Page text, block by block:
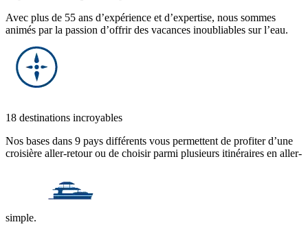
Avec plus de 55 ans d’expérience et d’expertise, nous sommes
animés par la passion d’offrir des vacances inoubliables sur l’eau.
18 destinations incroyables
Nos bases dans 9 pays différents vous permettent de profiter d’une
croisière aller-retour ou de choisir parmi plusieurs itinéraires en aller-
simple.